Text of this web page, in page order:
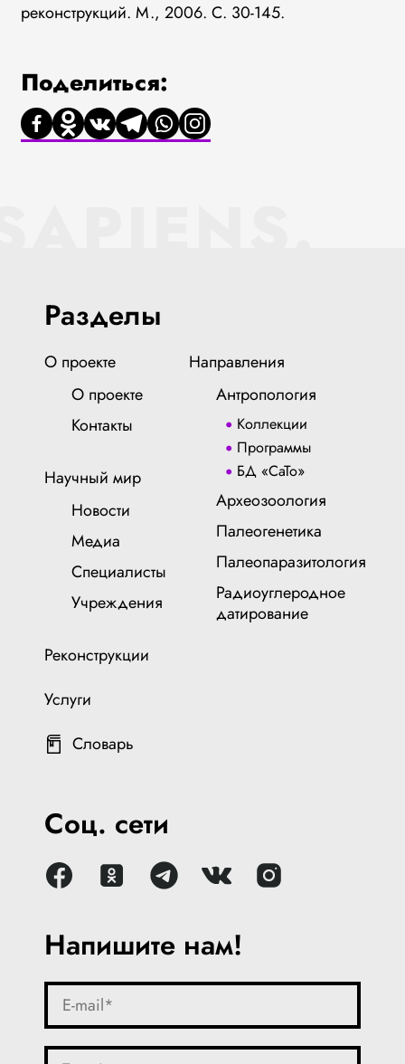
реконструкций. М., 2006. С. 30-145.
Поделиться:
Напишите нам!
Разделы
О проекте
О проекте
Контакты
Научный мир
Новости
Медиа
Специалисты
Учреждения
Реконструкции
Услуги
Словарь
Направления
Антропология
Коллекции
Программы
БД «СаТо»
Археозоология
Палеогенетика
Палеопаразитология
Радиоуглеродное
датирование
Соц. сети